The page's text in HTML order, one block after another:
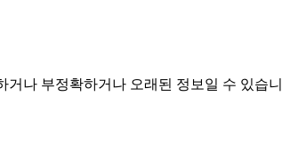
나 부정확하거나 오래된 정보일 수 있습니